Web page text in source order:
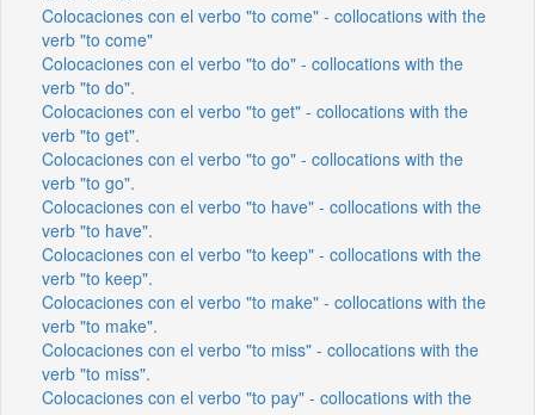
Colocaciones con el verbo "to come" - collocations with the
verb "to come"
Colocaciones con el verbo "to do" - collocations with the
verb "to do".
Colocaciones con el verbo "to get" - collocations with the
verb "to get".
Colocaciones con el verbo "to go" - collocations with the
verb "to go".
Colocaciones con el verbo "to have" - collocations with the
verb "to have".
Colocaciones con el verbo "to keep" - collocations with the
verb "to keep".
Colocaciones con el verbo "to make" - collocations with the
verb "to make".
Colocaciones con el verbo "to miss" - collocations with the
verb "to miss".
Colocaciones con el verbo "to pay" - collocations with the